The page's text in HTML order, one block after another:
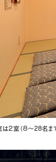
２室（８～28名ま